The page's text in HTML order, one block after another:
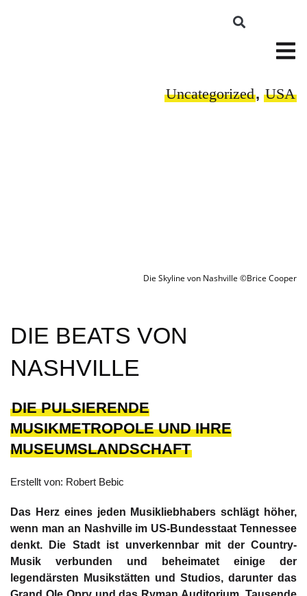
Uncategorized, USA
Die Skyline von Nashville ©Brice Cooper
DIE BEATS VON
NASHVILLE
DIE PULSIERENDE
MUSIKMETROPOLE UND IHRE
MUSEUMSLANDSCHAFT
Erstellt von: Robert Bebic
Das Herz eines jeden Musikliebhabers schlägt höher,
wenn man an Nashville im US-Bundesstaat Tennessee
denkt. Die Stadt ist unverkennbar mit der Country-
Musik verbunden und beheimatet einige der
legendärsten Musikstätten und Studios, darunter das